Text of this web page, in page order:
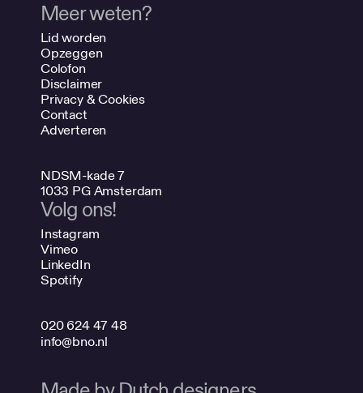
Meer weten?
Lid worden
Opzeggen
Colofon
Disclaimer
Privacy & Cookies
Contact
Adverteren
NDSM-kade 7
1033 PG Amsterdam
Volg ons!
Instagram
Vimeo
LinkedIn
Spotify
020 624 47 48
info@bno.nl